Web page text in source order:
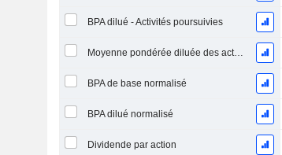
BPA dilué - Activités poursuivies
Moyenne pondérée diluée des actions en circulation
BPA de base normalisé
BPA dilué normalisé
Dividende par action